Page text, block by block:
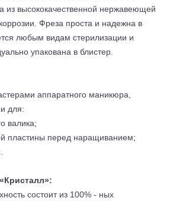
из высококачественной нержавеющей
Фреза проста и надежна в
любым видам стерилизации и
упакована в блистер.
аппаратного маникюра,
для:
валика;
пластины перед наращиванием;
состоит из 100% - ных